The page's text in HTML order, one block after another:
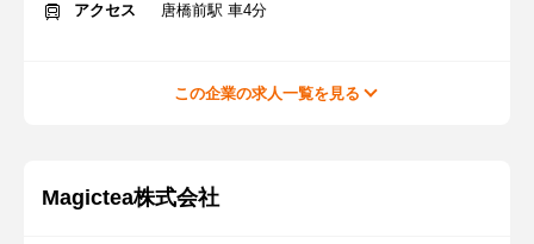
アクセス
唐橋前駅 車4分
この企業の求人一覧を見る
Magictea株式会社